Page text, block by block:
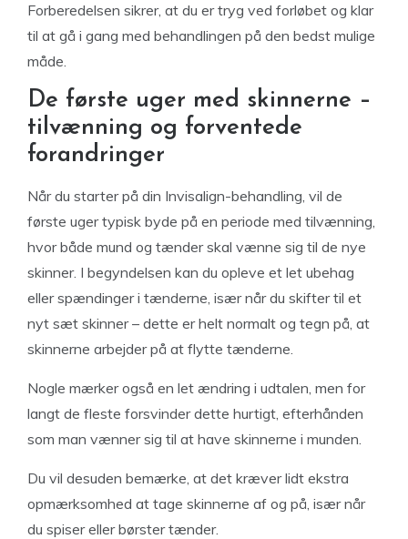
Forberedelsen sikrer, at du er tryg ved forløbet og klar
til at gå i gang med behandlingen på den bedst mulige
måde.
De første uger med skinnerne –
tilvænning og forventede
forandringer
Når du starter på din Invisalign-behandling, vil de
første uger typisk byde på en periode med tilvænning,
hvor både mund og tænder skal vænne sig til de nye
skinner. I begyndelsen kan du opleve et let ubehag
eller spændinger i tænderne, især når du skifter til et
nyt sæt skinner – dette er helt normalt og tegn på, at
skinnerne arbejder på at flytte tænderne.
Nogle mærker også en let ændring i udtalen, men for
langt de fleste forsvinder dette hurtigt, efterhånden
som man vænner sig til at have skinnerne i munden.
Du vil desuden bemærke, at det kræver lidt ekstra
opmærksomhed at tage skinnerne af og på, især når
du spiser eller børster tænder.